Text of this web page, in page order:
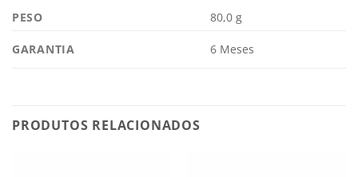
PESO 80,0 g
GARANTIA 6 Meses
PRODUTOS RELACIONADOS